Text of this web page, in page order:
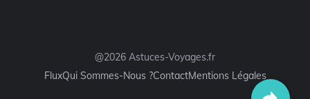
@2026 Astuces-Voyages.fr
FluxQui Sommes-Nous ?ContactMentions Légales